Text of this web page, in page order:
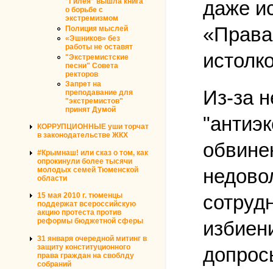
о борьбе с
экстремизмом
Полиция мыслей
«Эшников» без
работы не оставят
"Экстремистские
песни" Совета
ректоров
Запрет на
преподавание для
"экстремистов"
принят Думой
КОРРУПЦИОННЫЕ уши торчат
в законодательстве ЖКХ
#Крымнаш! или сказ о том, как
опрокинули более тысячи
молодых семей Тюменской
области
15 мая 2010 г. тюменцы
поддержат всероссийскую
акцию протеста против
реформы бюджетной сферы
31 января очередной митинг в
защиту конституционного
права граждан на своблду
собраний
даже
Из-за